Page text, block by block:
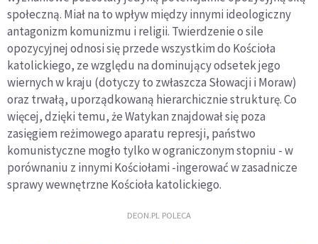
społeczną. Miałna to wpływ między innymi ideologiczny
antagonizm komunizmu i religii. Twierdzenie o sile
opozycyjnej odnosi sięprzede wszystkim do Kościoła
katolickiego, ze względu na dominujący odsetek jego
wiernych w kraju (dotyczy to zwłaszcza Słowacji i Moraw)
oraz trwałą, uporządkowaną hierarchicznie strukturę.Co
więcej, dzięki temu,że Watykan znajdowałsiępoza
zasięgiem reżimowego aparatu represji, państwo
komunistyczne mogło tylko w ograniczonym stopniu - w
porównaniu z innymi Kościołami -ingerowaćw zasadnicze
sprawy wewnętrzne Kościoła katolickiego.
DEON.PL POLECA